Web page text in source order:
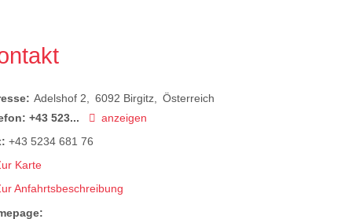
Adelshof 2 6092 Birgitz
Österreich
+43 523...
anzeigen
+43 5234 681 76
Karte
Anfahrtsbeschreibung